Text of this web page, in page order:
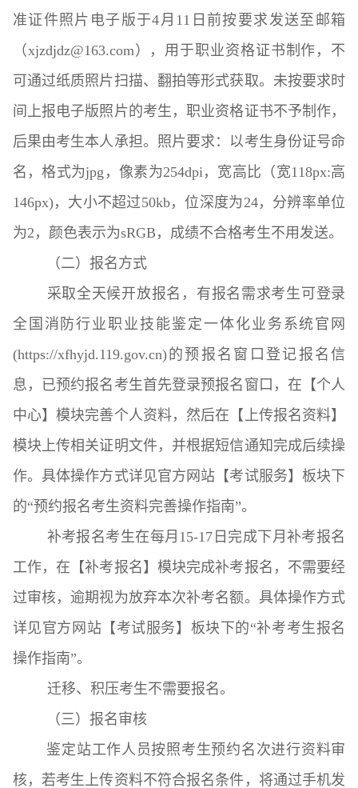
准证件照片电子版于4月11日前按要求发送至邮箱
（xjzdjdz@163.com），用于职业资格证书制作，不
可通过纸质照片扫描、翻拍等形式获取。未按要求时
间上报电子版照片的考生，职业资格证书不予制作，
后果由考生本人承担。照片要求：以考生身份证号命
名，格式为jpg，像素为254dpi，宽高比（宽118px:高
146px)，大小不超过50kb，位深度为24，分辨率单位
为2，颜色表示为sRGB，成绩不合格考生不用发送。
（二）报名方式
采取全天候开放报名，有报名需求考生可登录
全国消防行业职业技能鉴定一体化业务系统官网
(https://xfhyjd.119.gov.cn)的预报名窗口登记报名信
息，已预约报名考生首先登录预报名窗口，在【个人
中心】模块完善个人资料，然后在【上传报名资料】
模块上传相关证明文件，并根据短信通知完成后续操
作。具体操作方式详见官方网站【考试服务】板块下
的“预约报名考生资料完善操作指南”。
补考报名考生在每月15-17日完成下月补考报名
工作，在【补考报名】模块完成补考报名，不需要经
过审核，逾期视为放弃本次补考名额。具体操作方式
详见官方网站【考试服务】板块下的“补考考生报名
操作指南”。
迁移、积压考生不需要报名。
（三）报名审核
鉴定站工作人员按照考生预约名次进行资料审
核，若考生上传资料不符合报名条件，将通过手机发